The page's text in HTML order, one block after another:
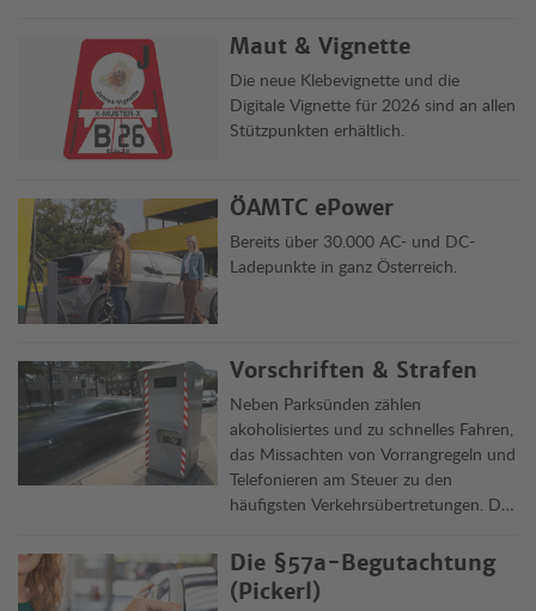
einen Blick.
Maut & Vignette
Die neue Klebevignette und die
Digitale Vignette für 2026 sind an allen
Stützpunkten erhältlich.
ÖAMTC ePower
Bereits über 30.000 AC- und DC-
Ladepunkte in ganz Österreich.
Vorschriften & Strafen
Neben Parksünden zählen
akoholisiertes und zu schnelles Fahren,
das Missachten von Vorrangregeln und
Telefonieren am Steuer zu den
häufigsten Verkehrsübertretungen. Die
Vorschriften und ihre Rechtsfolgen in
Österreich und im Ausland.
Die §57a-Begutachtung
(Pickerl)